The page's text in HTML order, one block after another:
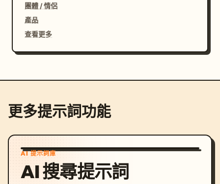
團體 / 情侶
產品
查看更多
更多提示詞功能
AI 提示詞庫
AI 搜尋提示詞